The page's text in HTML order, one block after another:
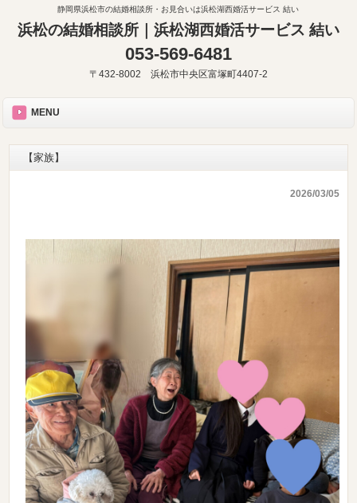
静岡県浜松市の結婚相談所・お見合いは浜松湖西婚活サービス 結い
浜松の結婚相談所｜浜松湖西婚活サービス 結い
053-569-6481
〒432-8002 浜松市中央区富塚町4407-2
MENU
【家族】
2026/03/05